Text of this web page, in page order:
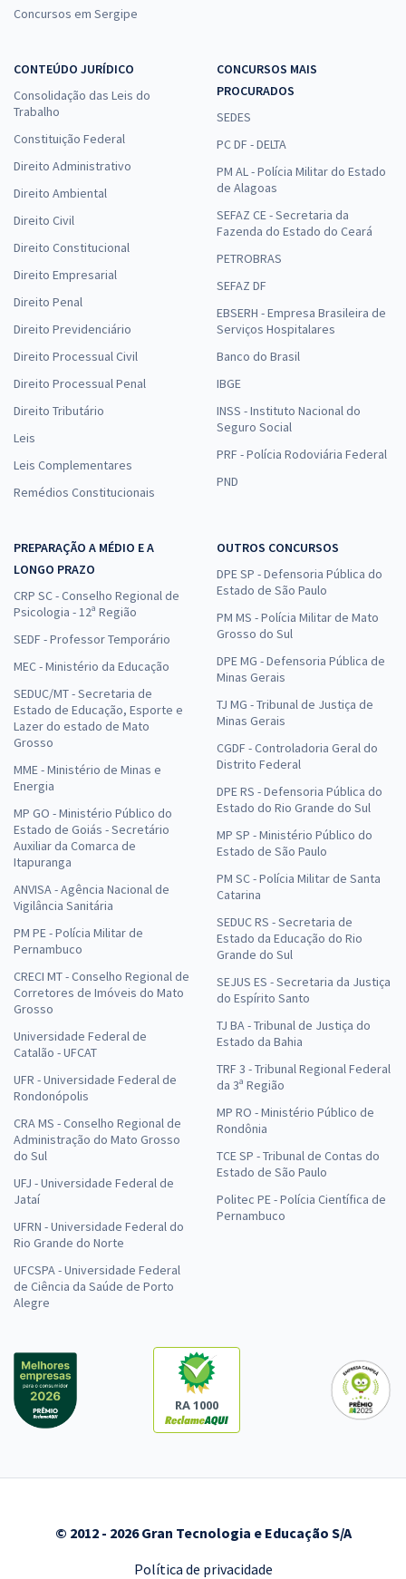
Concursos em Sergipe
CONTEÚDO JURÍDICO
Consolidação das Leis do
Trabalho
Constituição Federal
Direito Administrativo
Direito Ambiental
Direito Civil
Direito Constitucional
Direito Empresarial
Direito Penal
Direito Previdenciário
Direito Processual Civil
Direito Processual Penal
Direito Tributário
Leis
Leis Complementares
Remédios Constitucionais
CONCURSOS MAIS
PROCURADOS
SEDES
PC DF - DELTA
PM AL - Polícia Militar do Estado
de Alagoas
SEFAZ CE - Secretaria da
Fazenda do Estado do Ceará
PETROBRAS
SEFAZ DF
EBSERH - Empresa Brasileira de
Serviços Hospitalares
Banco do Brasil
IBGE
INSS - Instituto Nacional do
Seguro Social
PRF - Polícia Rodoviária Federal
PND
PREPARAÇÃO A MÉDIO E A
LONGO PRAZO
CRP SC - Conselho Regional de
Psicologia - 12ª Região
SEDF - Professor Temporário
MEC - Ministério da Educação
SEDUC/MT - Secretaria de
Estado de Educação, Esporte e
Lazer do estado de Mato
Grosso
MME - Ministério de Minas e
Energia
MP GO - Ministério Público do
Estado de Goiás - Secretário
Auxiliar da Comarca de
Itapuranga
ANVISA - Agência Nacional de
Vigilância Sanitária
PM PE - Polícia Militar de
Pernambuco
CRECI MT - Conselho Regional de
Corretores de Imóveis do Mato
Grosso
Universidade Federal de
Catalão - UFCAT
UFR - Universidade Federal de
Rondonópolis
CRA MS - Conselho Regional de
Administração do Mato Grosso
do Sul
UFJ - Universidade Federal de
Jataí
UFRN - Universidade Federal do
Rio Grande do Norte
UFCSPA - Universidade Federal
de Ciência da Saúde de Porto
Alegre
OUTROS CONCURSOS
DPE SP - Defensoria Pública do
Estado de São Paulo
PM MS - Polícia Militar de Mato
Grosso do Sul
DPE MG - Defensoria Pública de
Minas Gerais
TJ MG - Tribunal de Justiça de
Minas Gerais
CGDF - Controladoria Geral do
Distrito Federal
DPE RS - Defensoria Pública do
Estado do Rio Grande do Sul
MP SP - Ministério Público do
Estado de São Paulo
PM SC - Polícia Militar de Santa
Catarina
SEDUC RS - Secretaria de
Estado da Educação do Rio
Grande do Sul
SEJUS ES - Secretaria da Justiça
do Espírito Santo
TJ BA - Tribunal de Justiça do
Estado da Bahia
TRF 3 - Tribunal Regional Federal
da 3ª Região
MP RO - Ministério Público de
Rondônia
TCE SP - Tribunal de Contas do
Estado de São Paulo
Politec PE - Polícia Científica de
Pernambuco
RA 1000
© 2012 - 2026 Gran Tecnologia e Educação S/A
Política de privacidade